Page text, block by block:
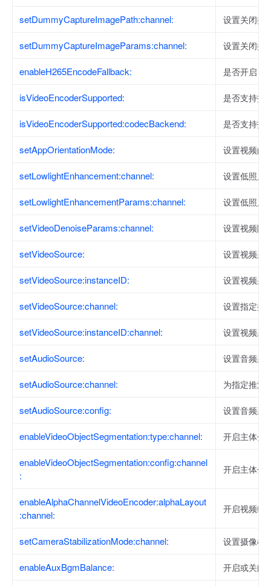
setDummyCaptureImagePath:channel: 设置关闭摄
setDummyCaptureImageParams:channel: 设置关闭摄
enableH265EncodeFallback: 是否开启
isVideoEncoderSupported: 是否支持指
isVideoEncoderSupported:codecBackend: 是否支持指
setAppOrientationMode: 设置视频的
setLowlightEnhancement:channel: 设置低照度
setLowlightEnhancementParams:channel: 设置低照度
setVideoDenoiseParams:channel: 设置视频降
setVideoSource: 设置视频采
setVideoSource:instanceID: 设置视频采
setVideoSource:channel: 设置指定推
setVideoSource:instanceID:channel: 设置视频采
setAudioSource: 设置音频采
setAudioSource:channel: 为指定推流
setAudioSource:config: 设置音频采
enableVideoObjectSegmentation:type:channel: 开启主体分
enableVideoObjectSegmentation:config:channel
:
开启主体分
enableAlphaChannelVideoEncoder:alphaLayout
:channel:
开启视频编
setCameraStabilizationMode:channel: 设置摄像机
enableAuxBgmBalance: 开启或关闭